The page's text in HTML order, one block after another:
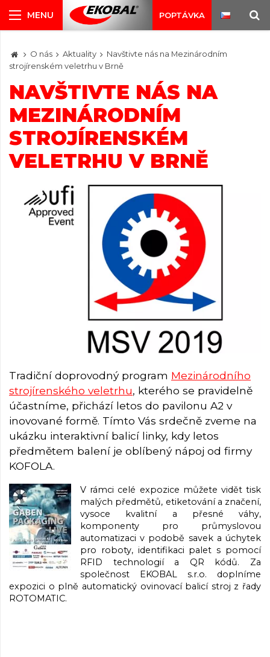
POPTÁVKA
O nás Aktuality
Navštivte nás na Mezinárodním
strojírenském veletrhu v Brně
NAVŠTIVTE NÁS NA
MEZINÁRODNÍM
STROJÍRENSKÉM
VELETRHU V BRNĚ
Tradiční doprovodný program Mezinárodního
strojírenského veletrhu, kterého se pravidelně
účastníme, přichází letos do pavilonu A2 v
inovované formě. Tímto Vás srdečně zveme na
ukázku interaktivní balicí linky, kdy letos
předmětem balení je oblíbený nápoj od firmy
KOFOLA.
V rámci celé expozice můžete vidět tisk
malých předmětů, etiketování a značení,
vysoce kvalitní a přesné váhy,
komponenty pro průmyslovou
automatizaci v podobě savek a úchytek
pro roboty, identifikaci palet s pomocí
RFID technologií a QR kódů. Za
společnost EKOBAL s.r.o. doplníme
expozici o plně automatický ovinovací balicí stroj z řady
ROTOMATIC.